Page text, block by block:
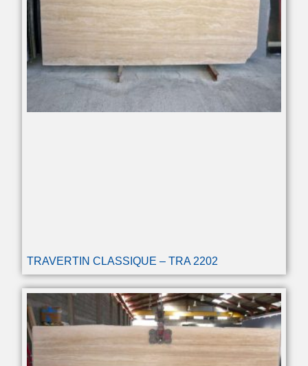
TRAVERTIN CLASSIQUE – TRA 2202